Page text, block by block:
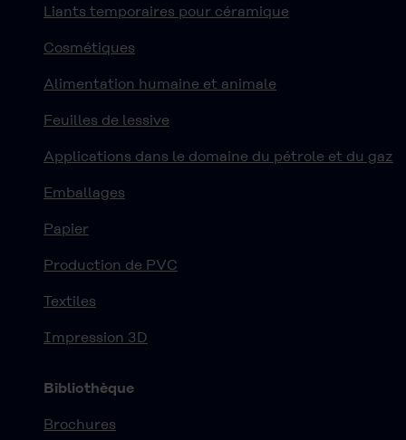
Liants temporaires pour céramique
Cosmétiques
Alimentation humaine et animale
Feuilles de lessive
Applications dans le domaine du pétrole et du gaz
Emballages
Papier
Production de PVC
Textiles
Impression 3D
Bibliothèque
Brochures